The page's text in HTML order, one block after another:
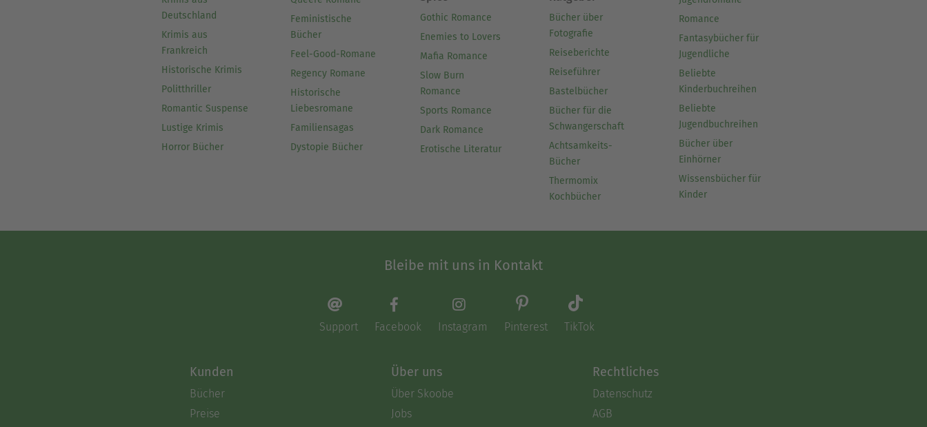
Deutschland
Krimis aus
Frankreich
Historische Krimis
Politthriller
Romantic Suspense
Lustige Krimis
Horror Bücher
Feministische
Bücher
Feel-Good-Romane
Regency Romane
Historische
Liebesromane
Familiensagas
Dystopie Bücher
Gothic Romance
Enemies to Lovers
Mafia Romance
Slow Burn
Romance
Sports Romance
Dark Romance
Erotische Literatur
Bücher über
Fotografie
Reiseberichte
Reiseführer
Bastelbücher
Bücher für die
Schwangerschaft
Achtsamkeits-
Bücher
Thermomix
Kochbücher
Romance
Fantasybücher für
Jugendliche
Beliebte
Kinderbuchreihen
Beliebte
Jugendbuchreihen
Bücher über
Einhörner
Wissensbücher für
Kinder
Bleibe mit uns in Kontakt
Support Facebook Instagram Pinterest TikTok
Kunden
Bücher
Preise
Über uns
Über Skoobe
Jobs
Rechtliches
Datenschutz
AGB